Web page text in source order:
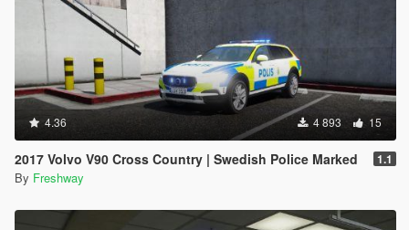
4.36 4 893 15
2017 Volvo V90 Cross Country | Swedish Police Marked 1.1
By Freshway